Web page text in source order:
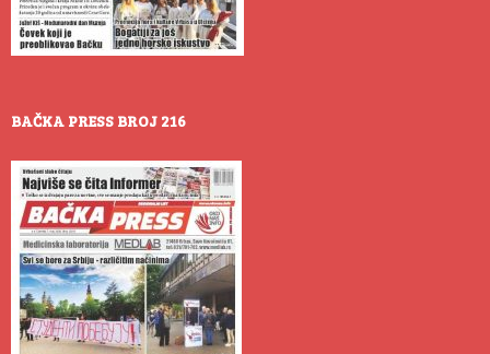
BAČKA PRESS BROJ 216